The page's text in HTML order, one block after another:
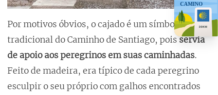
CAMINO
Por motivos óbvios, o cajado é um símbolo
tradicional do Caminho de Santiago, poisservia
de apoio aos peregrinos em suas caminhadas.
Feito de madeira, era típico de cada peregrino
esculpir o seu próprio com galhos encontrados